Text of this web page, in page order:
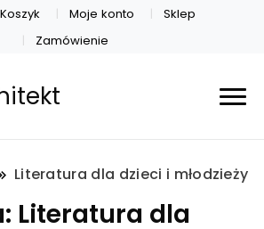
Koszyk Moje konto
Sklep
Zamówienie
Literatura dla dzieci i młodzieży
Literatura dla